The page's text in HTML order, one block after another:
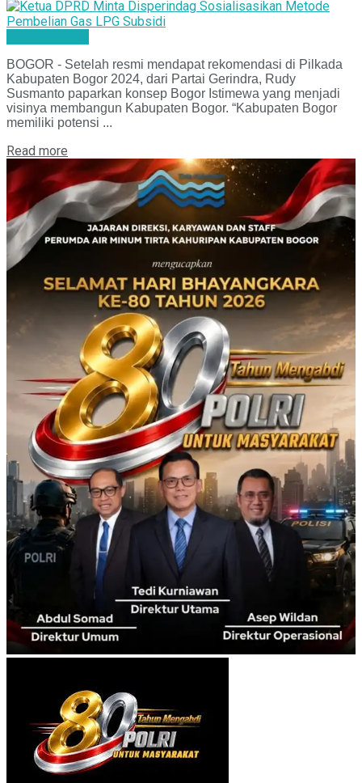
BOGOR - Setelah resmi mendapat rekomendasi di Pilkada
Kabupaten Bogor 2024, dari Partai Gerindra, Rudy
Susmanto paparkan konsep Bogor Istimewa yang menjadi
visinya membangun Kabupaten Bogor. “Kabupaten Bogor
memiliki potensi ...
Read more